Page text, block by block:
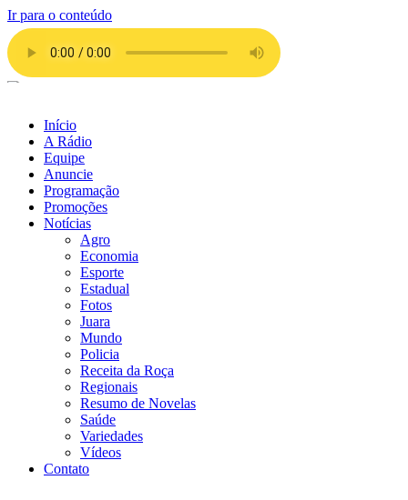
Ir para o conteúdo
Início
A Rádio
Equipe
Anuncie
Programação
Promoções
Notícias
Agro
Economia
Esporte
Estadual
Fotos
Juara
Mundo
Policia
Receita da Roça
Regionais
Resumo de Novelas
Saúde
Variedades
Vídeos
Contato